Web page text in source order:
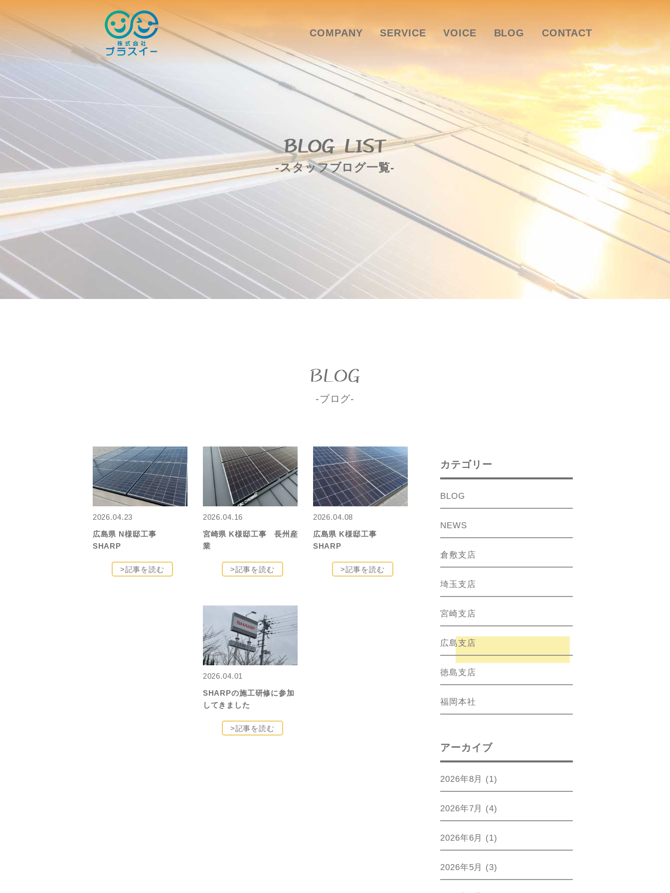
COMPANY SERVICE VOICE BLOG CONTACT
BLOG LIST
-スタッフブログ一覧-
BLOG
-ブログ-
2026.04.23
広島県 N様邸工事
SHARP
>記事を読む
2026.04.16
宮崎県 K様邸工事 長州産
業
>記事を読む
2026.04.08
広島県 K様邸工事
SHARP
>記事を読む
2026.04.01
SHARPの施工研修に参加
してきました
>記事を読む
カテゴリー
BLOG
NEWS
倉敷支店
埼玉支店
宮崎支店
広島支店
徳島支店
福岡本社
アーカイブ
2026年8月 (1)
2026年7月 (4)
2026年6月 (1)
2026年5月 (3)